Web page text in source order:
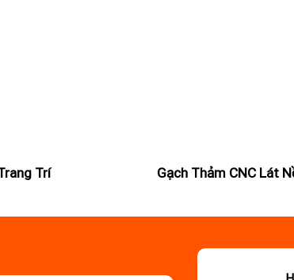
Trí Gạch Thảm CNC Lát